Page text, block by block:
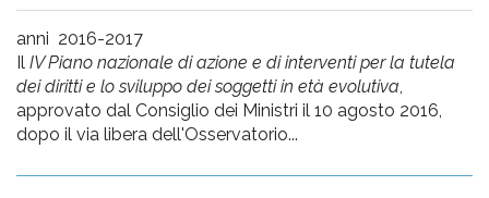
anni 2016-2017
Il IV Piano nazionale di azione e di interventi per la tutela
dei diritti e lo sviluppo dei soggetti in età evolutiva,
approvato dal Consiglio dei Ministri il 10 agosto 2016,
dopo il via libera dell'Osservatorio...